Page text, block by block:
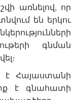
առնելով, որ
են երկու
գնման
է Հայաստանի
է գնահատի